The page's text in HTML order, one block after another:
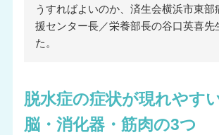
うすればよいのか、済生会横浜市東部
援センター長／栄養部長の谷口英喜先
た。
脱水症の症状が現れやす
脳・消化器・筋肉の3つ